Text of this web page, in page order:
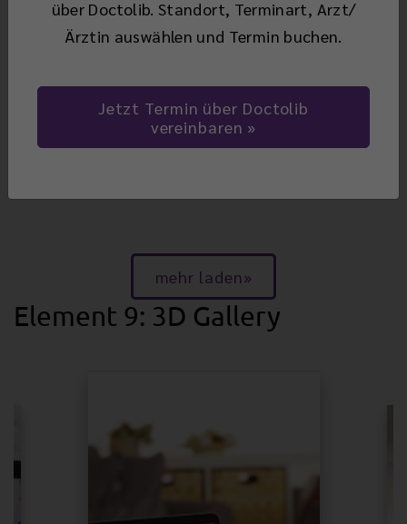
mehr laden
Element 9: 3D Gallery
über Doctolib. Standort, Terminart, Arzt/
Ärztin auswählen und Termin buchen.
Jetzt Termin über Doctolib
vereinbaren